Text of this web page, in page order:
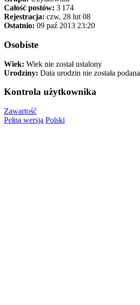
Całość postów: 3 174
Rejestracja: czw, 28 lut 08
Ostatnio: 09 paź 2013 23:20
Osobiste
Wiek: Wiek nie został ustalony
Urodziny: Data urodzin nie została podana
Kontrola użytkownika
Zawartość
Pełna wersja Polski